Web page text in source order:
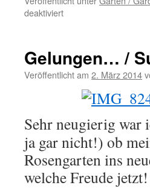
deaktiviertfür
dem
Pflanzenumzug
after
the
plant
moving
Gelungen… /
Veröffentlicht am 2. März 2014
Sehr neugierig war
ja gar nicht!) ob
Rosengarten ins
welche Freude